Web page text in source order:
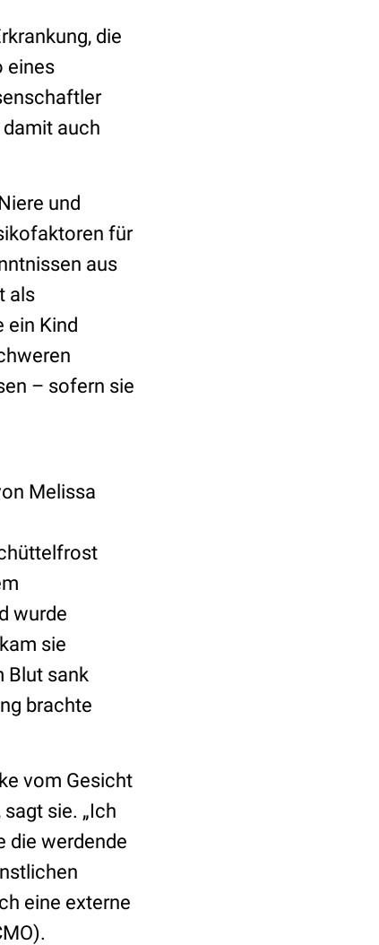
die
eines
auch
und
für
aus
als
ein Kind
– sofern sie
Melissa
wurde
sie
Blut sank
brachte
vom Gesicht
sie. „Ich
die werdende
eine externe